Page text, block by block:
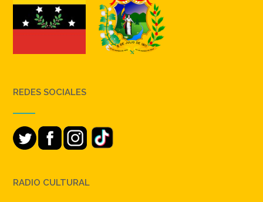
REDES SOCIALES
RADIO CULTURAL